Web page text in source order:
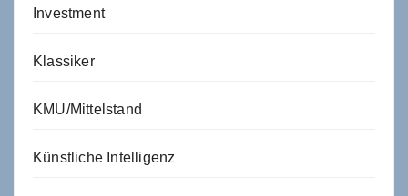
Investment
Klassiker
KMU/Mittelstand
Künstliche Intelligenz